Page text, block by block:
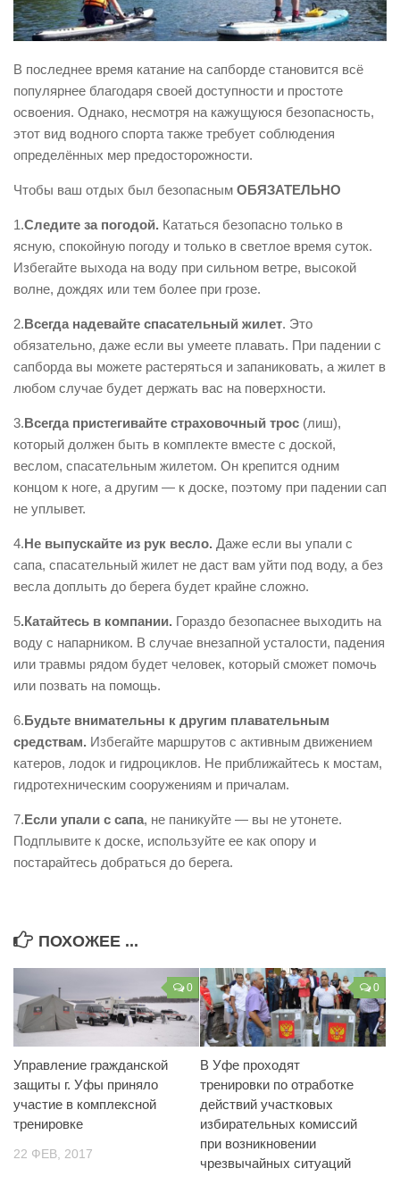
Виды деятельности
Оказание платных образовательных услуг
УГЗ рекомендует
Памятки населению
Пресс-центр
СМИ о нас
Конкурсы
Наша работа
Фотогалерея
Обращения
Контакты
Вакансии
В последнее время катание на сапборде становится всё
популярнее благодаря своей доступности и простоте
освоения. Однако, несмотря на кажущуюся безопасность,
этот вид водного спорта также требует соблюдения
определённых мер предосторожности.
Чтобы ваш отдых был безопасным ОБЯЗАТЕЛЬНО
1.Следите за погодой. Кататься безопасно только в
ясную, спокойную погоду и только в светлое время суток.
Избегайте выхода на воду при сильном ветре, высокой
волне, дождях или тем более при грозе.
2.Всегда надевайте спасательный жилет. Это
обязательно, даже если вы умеете плавать. При падении с
сапборда вы можете растеряться и запаниковать, а жилет в
любом случае будет держать вас на поверхности.
3.Всегда пристегивайте страховочный трос (лиш),
который должен быть в комплекте вместе с доской,
веслом, спасательным жилетом. Он крепится одним
концом к ноге, а другим — к доске, поэтому при падении сап
не уплывет.
4.Не выпускайте из рук весло. Даже если вы упали с
сапа, спасательный жилет не даст вам уйти под воду, а без
весла доплыть до берега будет крайне сложно.
5.Катайтесь в компании. Гораздо безопаснее выходить на
воду с напарником. В случае внезапной усталости, падения
или травмы рядом будет человек, который сможет помочь
или позвать на помощь.
6.Будьте внимательны к другим плавательным
средствам. Избегайте маршрутов с активным движением
катеров, лодок и гидроциклов. Не приближайтесь к мостам,
гидротехническим сооружениям и причалам.
7.Если упали с сапа, не паникуйте — вы не утонете.
Подплывите к доске, используйте ее как опору и
постарайтесь добраться до берега.
ПОХОЖЕЕ ...
0
Управление гражданской
защиты г. Уфы приняло
участие в комплексной
тренировке
22 ФЕВ, 2017
0
В Уфе проходят
тренировки по отработке
действий участковых
избирательных комиссий
при возникновении
чрезвычайных ситуаций